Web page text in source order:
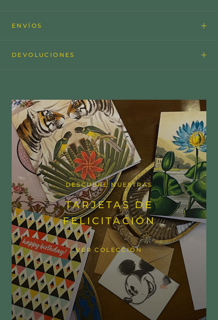
ENVÍOS
DEVOLUCIONES
DESCUBRE NUESTRAS
TARJETAS DE
FELICITACIÓN
VER COLECCIÓN